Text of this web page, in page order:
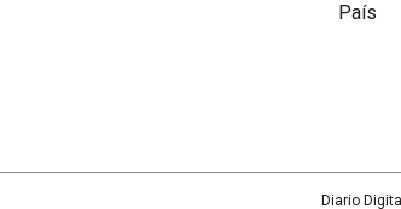
País
Diario